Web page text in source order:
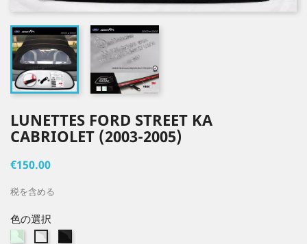
LUNETTES FORD STREET KA
CABRIOLET (2003-2005)
€150.00
税を含める
色の選択
Verte Claire